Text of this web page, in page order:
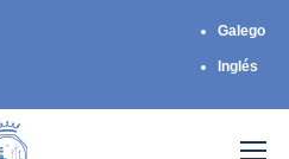
Galego
Inglés